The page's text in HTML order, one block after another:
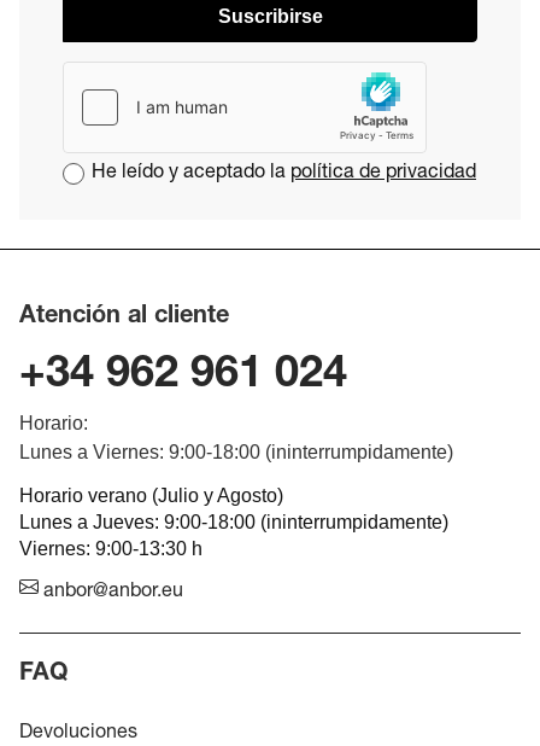
Suscribirse
He leído y aceptado la política de privacidad
Atención al cliente
+34 962 961 024
Horario:
Lunes a Viernes: 9:00-18:00 (ininterrumpidamente)
Horario verano (Julio y Agosto)
Lunes a Jueves: 9:00-18:00 (ininterrumpidamente)
Viernes: 9:00-13:30 h
anbor@anbor.eu
FAQ
Devoluciones